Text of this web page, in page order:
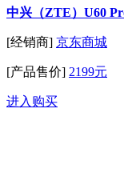
中兴（ZTE）U60
[经销商] 京东商城
[产品售价] 2199元
进入购买